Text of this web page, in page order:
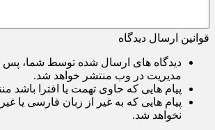
قوانین ارسال دیدگاه
دیدگاه های ارسال شده توسط شما، پس
مدیریت در وب منتشر خواهد شد.
پیام هایی که حاوی تهمت یا افترا باشد
پیام هایی که به غیر از زبان فارسی یا
نخواهد شد.